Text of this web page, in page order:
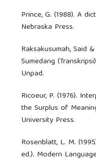
Prince, G. (1988). A
Nebraska Press.
Raksakusumah, Said
Sumedang
Unpad.
Ricoeur, P. (1976).
the Surplus of
University Press.
Rosenblatt, L. M.
ed.). Modern